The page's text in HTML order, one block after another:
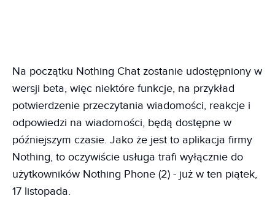
Na początku Nothing Chat zostanie udostępniony w
wersji beta, więc niektóre funkcje, na przykład
potwierdzenie przeczytania wiadomości, reakcje i
odpowiedzi na wiadomości, będą dostępne w
późniejszym czasie. Jako że jest to aplikacja firmy
Nothing, to oczywiście usługa trafi wyłącznie do
użytkowników Nothing Phone (2) - już w ten piątek,
17 listopada.